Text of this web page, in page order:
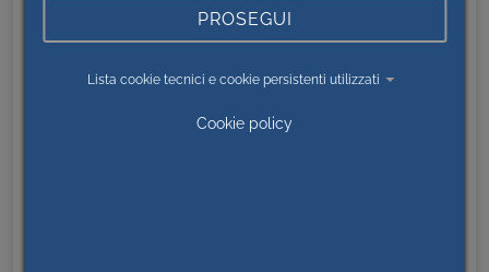
Pagamenti dell'amministrazione
Opere pubbliche
Pianificazione e governo del territorio
Informazioni ambientali
PROSEGUI
Lista cookie tecnici e cookie persistenti utilizzati
Cookie policy